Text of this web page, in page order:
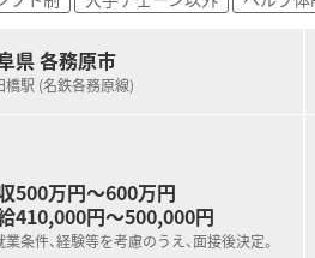
県 各務原市
橋駅 (名鉄各務原線)
500万円～600万円
410,000円～500,000円
条件、経験等を考慮のうえ、面接後決定。